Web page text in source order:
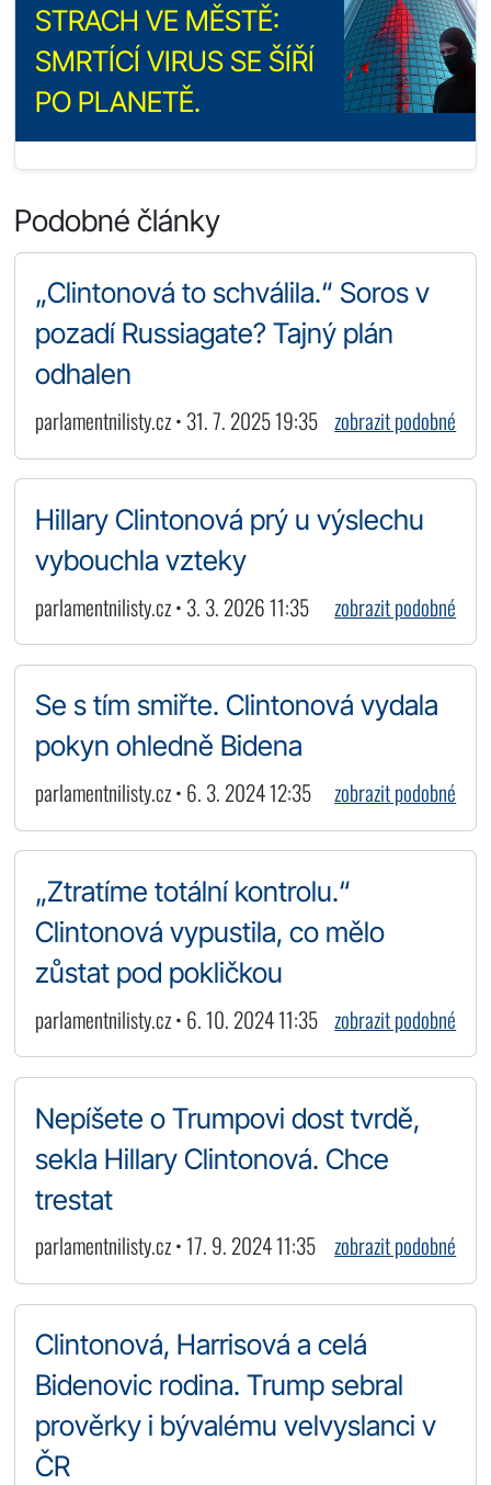
STRACH VE MĚSTĚ:
SMRTÍCÍ VIRUS SE ŠÍŘÍ
PO PLANETĚ.
Podobné články
„Clintonová to schválila.“ Soros v
pozadí Russiagate? Tajný plán
odhalen
parlamentnilisty.cz • 31. 7. 2025 19:35 zobrazit podobné
Hillary Clintonová prý u výslechu
vybouchla vzteky
parlamentnilisty.cz • 3. 3. 2026 11:35 zobrazit podobné
Se s tím smiřte. Clintonová vydala
pokyn ohledně Bidena
parlamentnilisty.cz • 6. 3. 2024 12:35 zobrazit podobné
„Ztratíme totální kontrolu.“
Clintonová vypustila, co mělo
zůstat pod pokličkou
parlamentnilisty.cz • 6. 10. 2024 11:35 zobrazit podobné
Nepíšete o Trumpovi dost tvrdě,
sekla Hillary Clintonová. Chce
trestat
parlamentnilisty.cz • 17. 9. 2024 11:35 zobrazit podobné
Clintonová, Harrisová a celá
Bidenovic rodina. Trump sebral
prověrky i bývalému velvyslanci v
ČR